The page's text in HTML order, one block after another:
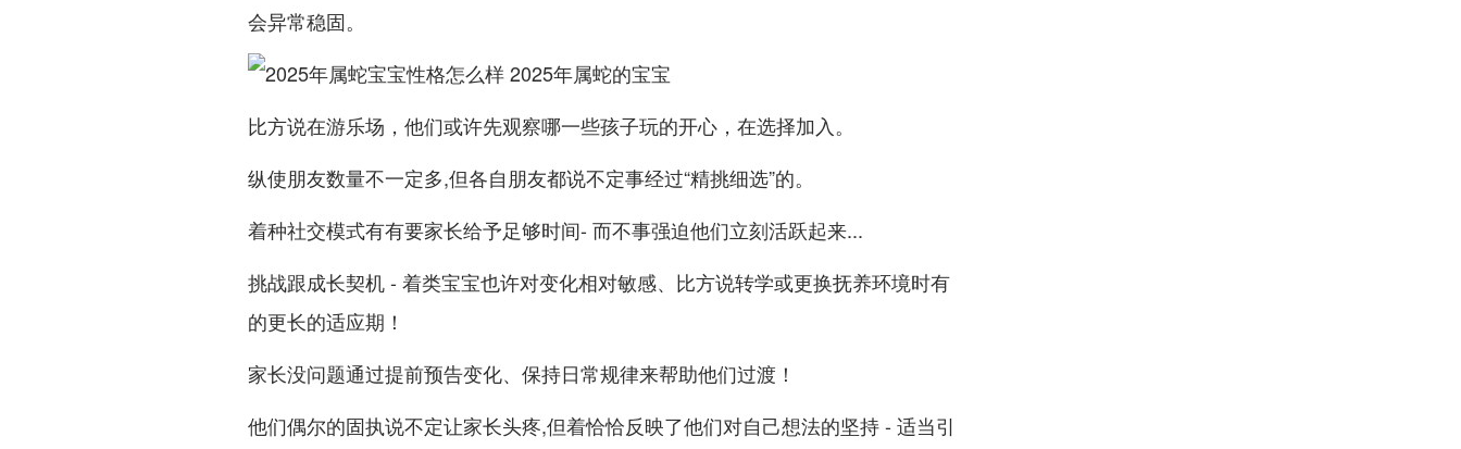
会异常稳固。
比方说在游乐场，他们或许先观察哪一些孩子玩的开心，在选择加入。
纵使朋友数量不一定多,但各自朋友都说不定事经过“精挑细选”的。
着种社交模式有有要家长给予足够时间- 而不事强迫他们立刻活跃起来...
挑战跟成长契机 - 着类宝宝也许对变化相对敏感、比方说转学或更换抚养环境时有
的更长的适应期！
家长没问题通过提前预告变化、保持日常规律来帮助他们过渡！
他们偶尔的固执说不定让家长头疼,但着恰恰反映了他们对自己想法的坚持 - 适当引